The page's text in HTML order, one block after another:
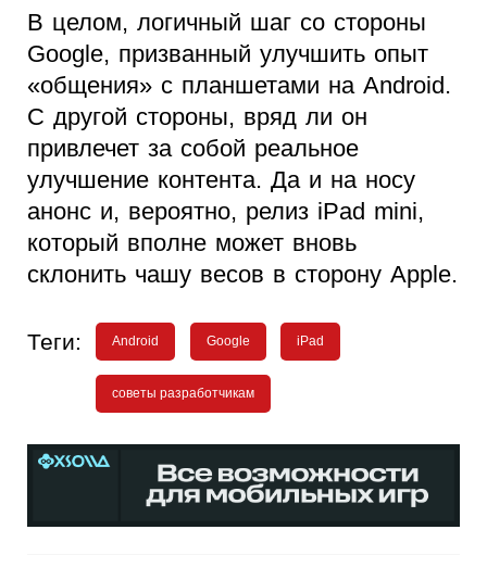
В целом, логичный шаг со стороны
Google, призванный улучшить опыт
«общения» с планшетами на Android.
С другой стороны, вряд ли он
привлечет за собой реальное
улучшение контента. Да и на носу
анонс и, вероятно, релиз iPad mini,
который вполне может вновь
склонить чашу весов в сторону Apple.
Теги: Android Google iPad
советы разработчикам